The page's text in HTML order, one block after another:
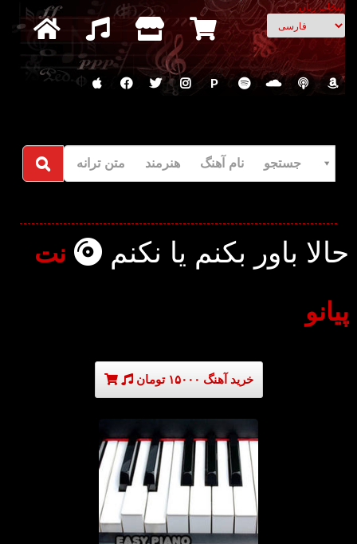
انتخاب زبان
P
جستجو نام آهنگ هنرمند متن ترانه
حالا باور بکنم یا نکنم نت
پیانو
خرید آهنگ ۱۵۰۰۰ تومان